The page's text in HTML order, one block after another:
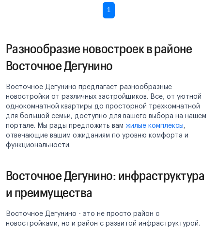
1
Разнообразие новостроек в районе
Восточное Дегунино
Восточное Дегунино предлагает разнообразные
новостройки от различных застройщиков. Все, от уютной
однокомнатной квартиры до просторной трехкомнатной
для большой семьи, доступно для вашего выбора на нашем
портале. Мы рады предложить вам жилые комплексы,
отвечающие вашим ожиданиям по уровню комфорта и
функциональности.
Восточное Дегунино: инфраструктура
и преимущества
Восточное Дегунино - это не просто район с
новостройками, но и район с развитой инфраструктурой.